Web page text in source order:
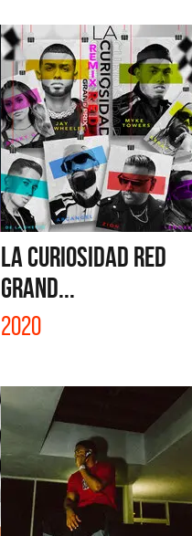
LA CURIOSIDAD RED
GRAND...
2020